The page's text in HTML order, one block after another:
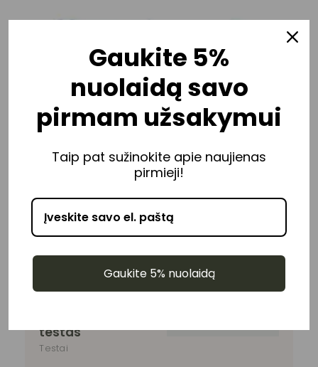
The
Index Plus
Išplėstinis
testas
Testai
62,97€ kai bus
Gaukite 5%
nuolaidą savo
pirmam užsakymui
Taip pat sužinokite apie naujienas
pirmieji!
Gaukite 5% nuolaidą